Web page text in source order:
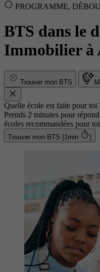
PROGRAMME,
BTS dans le
Immobilier à
Trouver mon BTS
Quelle école est faite pour toi
Prends 2 minutes pour
écoles recommandées pour
Trouver mon BTS (1min )